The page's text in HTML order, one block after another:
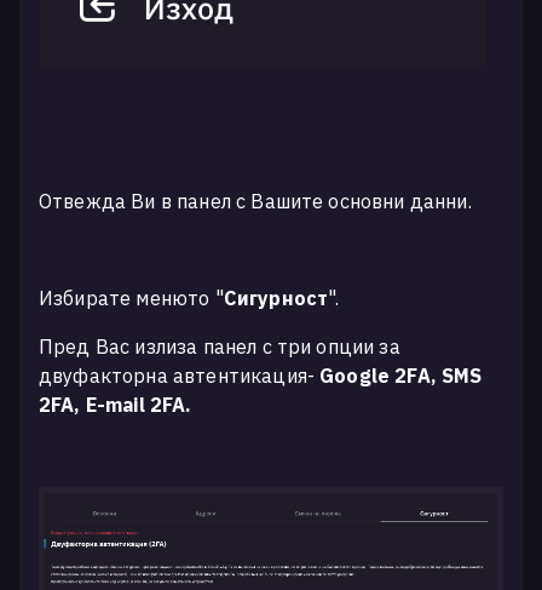
Отвежда Ви в панел с Вашите основни данни.
Избирате менюто "Сигурност".
Пред Вас излиза панел с три опции за
двуфакторна автентикация- Google 2FA, SMS
2FA, E-mail 2FA.